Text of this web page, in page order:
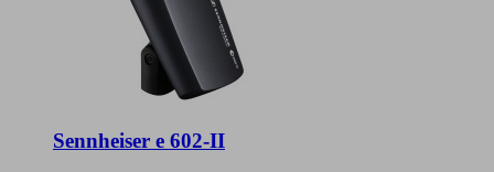
Sennheiser e 602-II